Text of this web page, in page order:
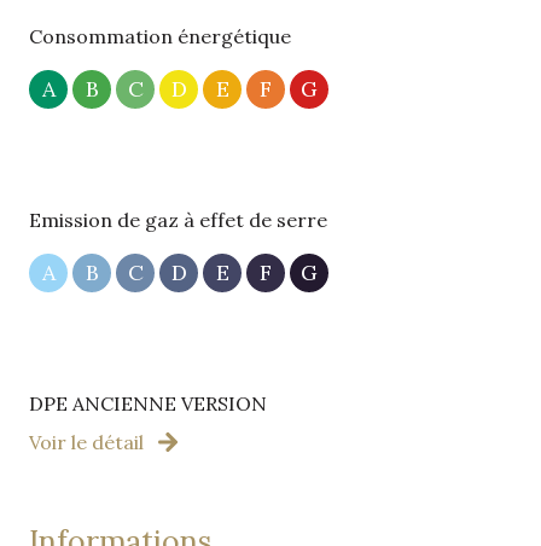
Consommation énergétique
A B C D E F G
Emission de gaz à effet de serre
A B C D E F G
DPE ANCIENNE VERSION
Voir le détail